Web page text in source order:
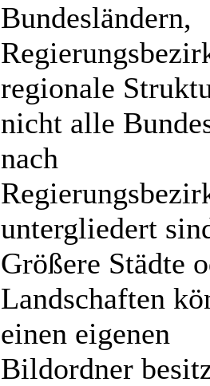
Bundesländern,
regionale
nicht alle
nach
untergliedert
Größere Städte
Landschaften
einen eigenen
Bildordner